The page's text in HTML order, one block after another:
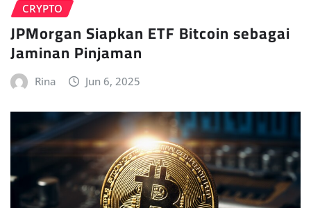
CRYPTO
JPMorgan Siapkan ETF Bitcoin sebagai
Jaminan Pinjaman
Rina Jun 6, 2025